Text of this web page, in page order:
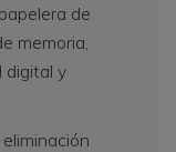
de
memoria,
digital y